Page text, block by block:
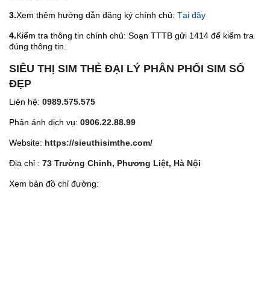
3.Xem thêm hướng dẫn đăng ký chính chủ: Tại đây
4.Kiểm tra thông tin chính chủ: Soạn TTTB gửi 1414 để kiểm tra
đúng thông tin.
SIÊU THỊ SIM THẺ ĐẠI LÝ PHÂN PHỐI SIM SỐ
ĐẸP
Liên hệ: 0989.575.575
Phản ánh dịch vụ: 0906.22.88.99
Website: https://sieuthisimthe.com/
Địa chỉ : 73 Trường Chinh, Phương Liệt, Hà Nội
Xem bản đồ chỉ đường: